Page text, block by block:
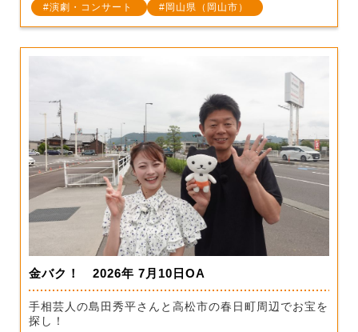
演劇・コンサート
岡山県（岡山市）
金バク！ 2026年 7月10日OA
手相芸人の島田秀平さんと高松市の春日町周辺でお宝を
探し！